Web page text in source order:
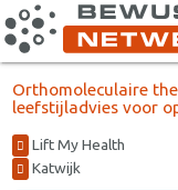
Orthomoleculaire
leefstijladvies voor
Lift My Health
Katwijk